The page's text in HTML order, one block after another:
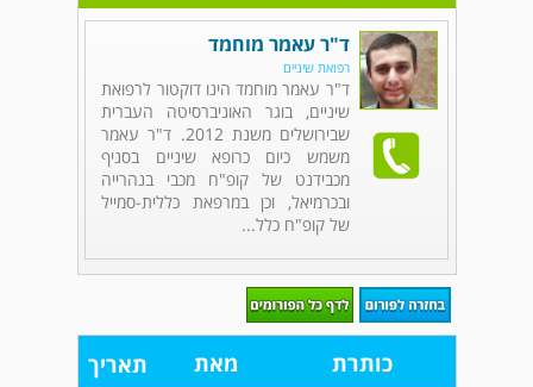
ד"ר עאמר מוחמד
רפואת שיניים
ד"ר עאמר מוחמד הינו דוקטור לרפואת
שיניים, בוגר האוניברסיטה העברית
שבירושלים משנת 2012. ד"ר עאמר
משמש כיום כרופא שיניים בסניף
מכבידנט של קופ"ח מכבי בנהרייה
ובכרמיאל, וכן במרפאת כללית-סמייל
של קופ"ח כלל...
כותרת מאת תאריך